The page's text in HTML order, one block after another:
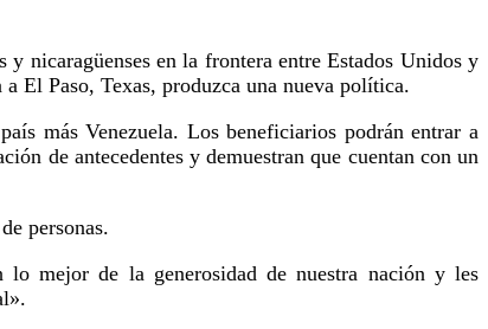
nicaragüenses en la frontera entre Estados Unidos y
El Paso, Texas, produzca una nueva política.
más Venezuela. Los beneficiarios podrán entrar a
de antecedentes y demuestran que cuentan con un
personas.
lo mejor de la generosidad de nuestra nación y les